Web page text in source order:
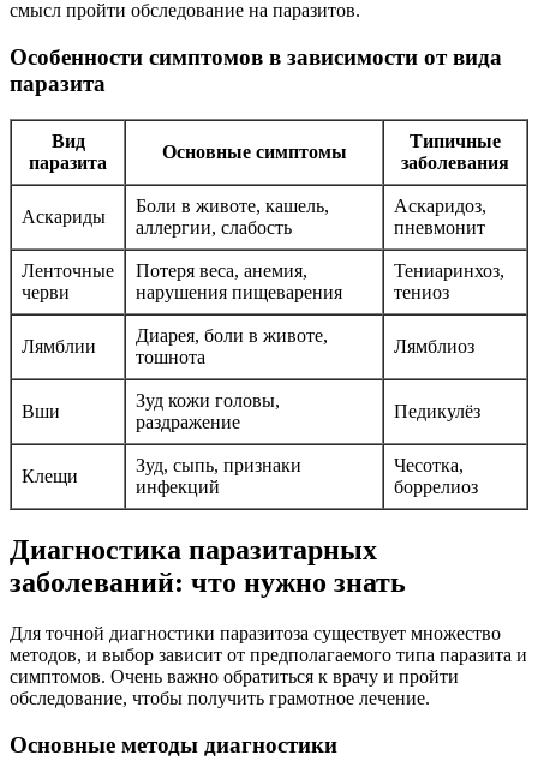
смысл пройти обследование на паразитов.
Особенности симптомов в зависимости от вида
паразита
Вид
паразита
Основные симптомы
Типичные
заболевания
Аскариды
Боли в животе, кашель,
аллергии, слабость
Аскаридоз,
пневмонит
Ленточные
черви
Потеря веса, анемия,
нарушения пищеварения
Тениаринхоз,
тениоз
Лямблии
Диарея, боли в животе,
тошнота
Лямблиоз
Вши
Зуд кожи головы,
раздражение
Педикулёз
Клещи
Зуд, сыпь, признаки
инфекций
Чесотка,
боррелиоз
Диагностика паразитарных
заболеваний: что нужно знать
Для точной диагностики паразитоза существует множество
методов, и выбор зависит от предполагаемого типа паразита и
симптомов. Очень важно обратиться к врачу и пройти
обследование, чтобы получить грамотное лечение.
Основные методы диагностики